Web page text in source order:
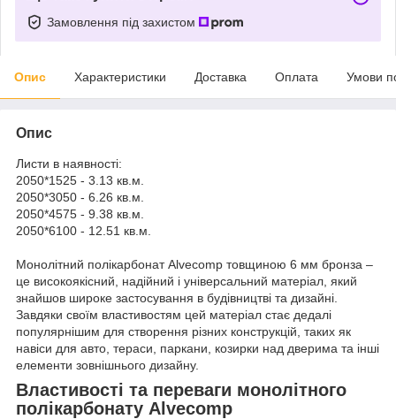
Замовлення під захистом
Опис Характеристики Доставка Оплата Умови
Опис
Листи в наявності:
2050*1525 - 3.13 кв.м.
2050*3050 - 6.26 кв.м.
2050*4575 - 9.38 кв.м.
2050*6100 - 12.51 кв.м.
Монолітний полікарбонат Alvecomp товщиною 6 мм бронза –
це високоякісний, надійний і універсальний матеріал, який
знайшов широке застосування в будівництві та дизайні.
Завдяки своїм властивостям цей матеріал стає дедалі
популярнішим для створення різних конструкцій, таких як
навіси для авто, тераси, паркани, козирки над дверима та інші
елементи зовнішнього дизайну.
Властивості та переваги монолітного
полікарбонату Alvecomp